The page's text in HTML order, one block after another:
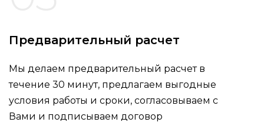
Предварительный расчет
Мы делаем предварительный расчет в
течение 30 минут, предлагаем выгодные
условия работы и сроки, согласовываем с
Вами и подписываем договор